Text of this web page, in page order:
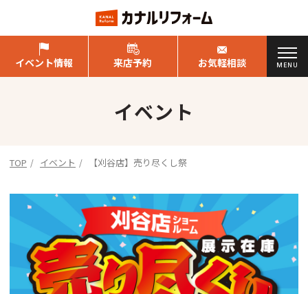
イベント情報 来店予約 お気軽相談 MENU
イベント
TOP イベント 【刈谷店】売り尽くし祭